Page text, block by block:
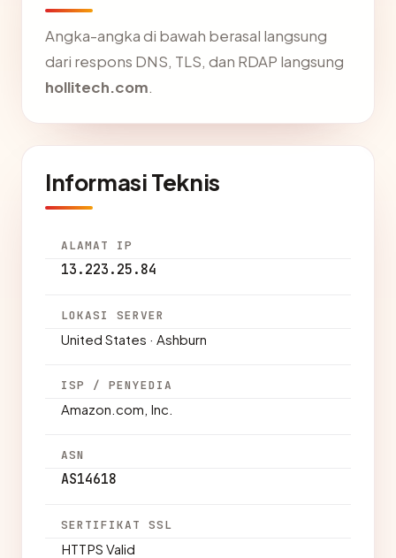
Angka-angka di bawah berasal langsung
dari respons DNS, TLS, dan RDAP langsung
hollitech.com.
Informasi Teknis
ALAMAT IP
13.223.25.84
LOKASI SERVER
United States · Ashburn
ISP / PENYEDIA
Amazon.com, Inc.
ASN
AS14618
SERTIFIKAT SSL
HTTPS Valid